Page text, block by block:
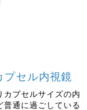
プセル内視鏡
カプセルサイズの内
通に過ごしている